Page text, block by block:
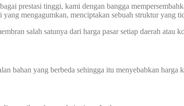
prestasi tinggi, kami dengan bangga
yang mengagumkan, menciptakan sebuah struktur
salah satunya dari harga pasar setiap daerah
bahan yang berbeda sehingga itu menyebabkan harga